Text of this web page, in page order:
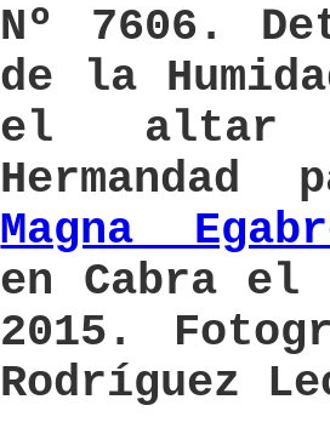
Nº 7606.
de la
el altar
Magna
en Cabra el
2015.
Rodríguez